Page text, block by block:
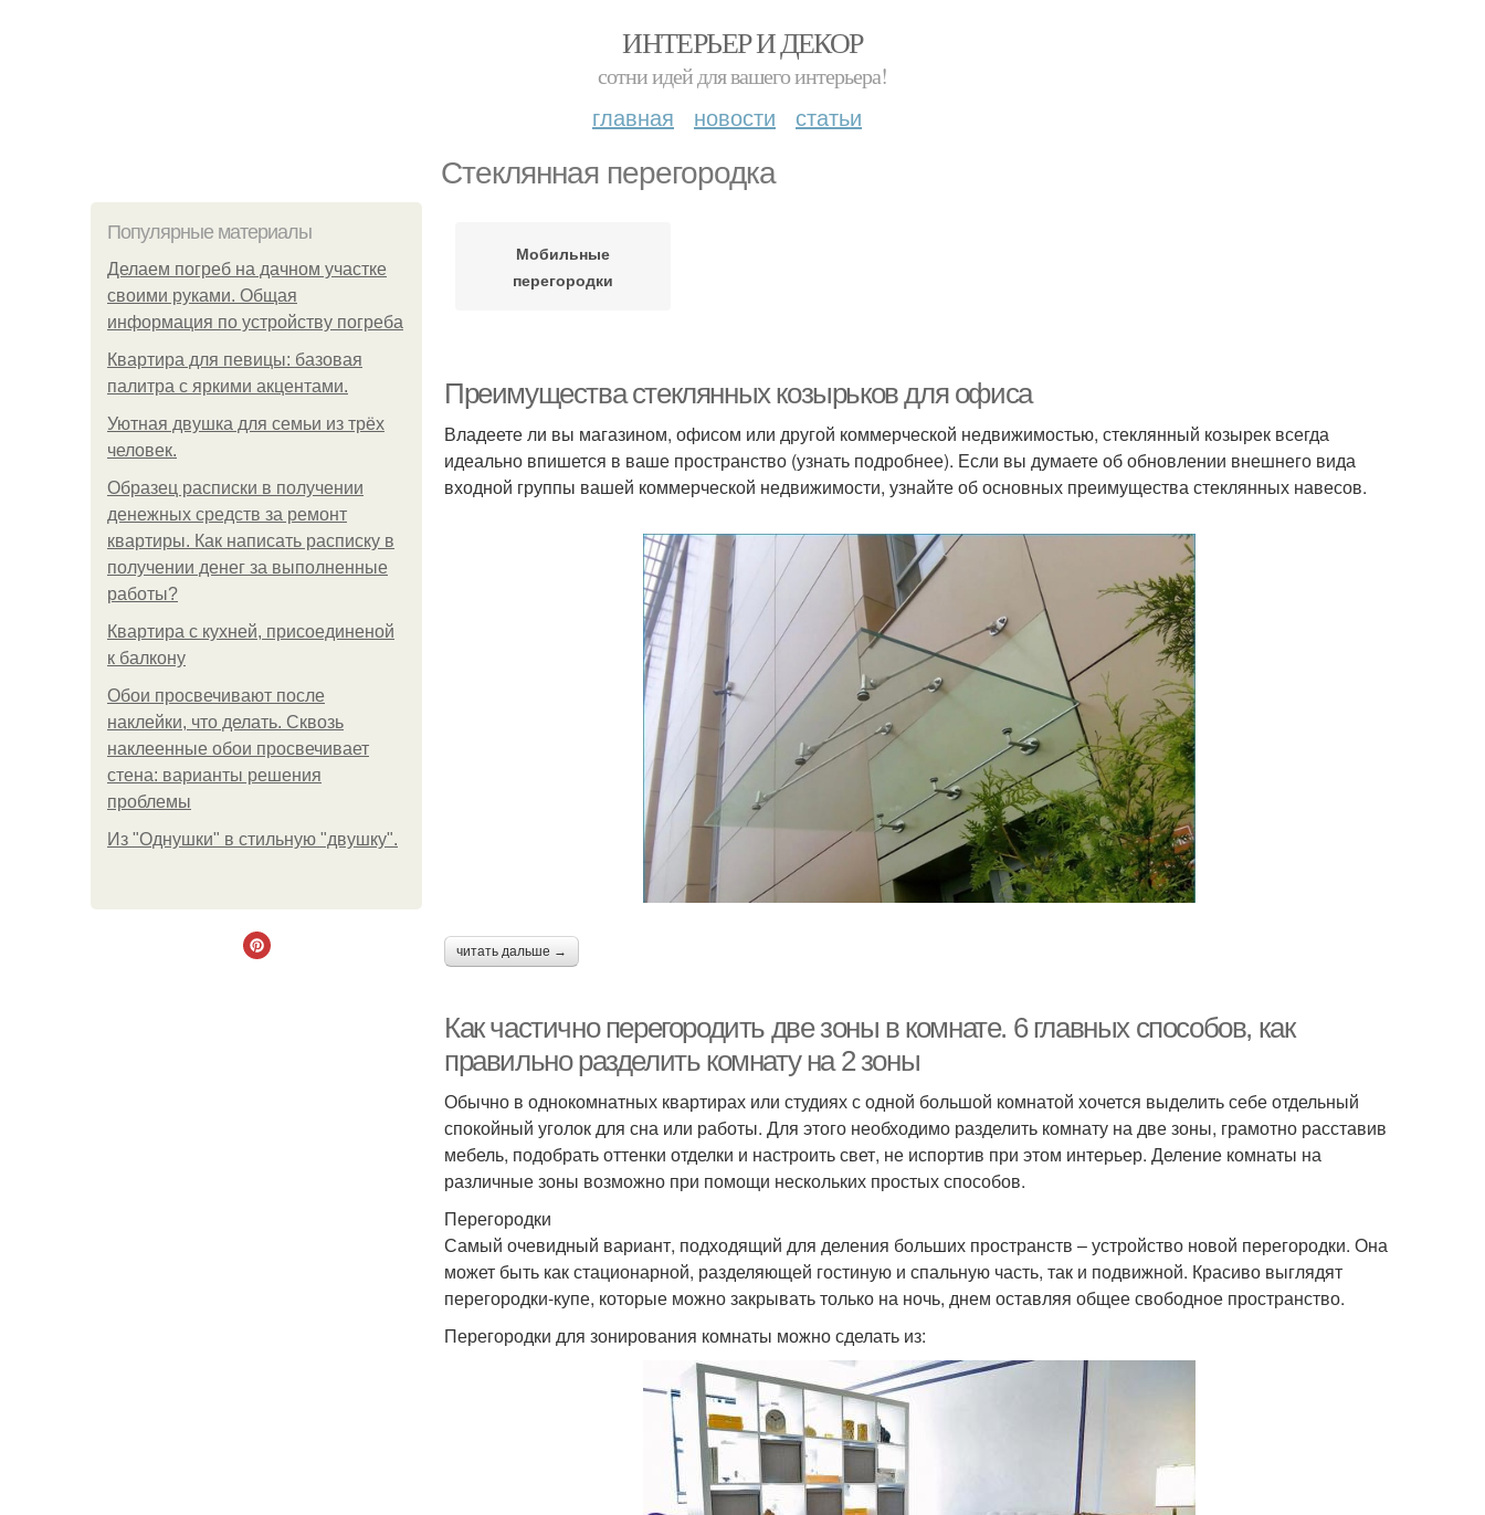
ИНТЕРЬЕР И ДЕКОР
сотни идей для вашего интерьера!
главная новости статьи
Стеклянная перегородка
Популярные материалы
Делаем погреб на дачном участке
своими руками. Общая
информация по устройству погреба
Квартира для певицы: базовая
палитра с яркими акцентами.
Уютная двушка для семьи из трёх
человек.
Образец расписки в получении
денежных средств за ремонт
квартиры. Как написать расписку в
получении денег за выполненные
работы?
Квартира с кухней, присоединеной
к балкону
Обои просвечивают после
наклейки, что делать. Сквозь
наклеенные обои просвечивает
стена: варианты решения
проблемы
Из "Однушки" в стильную "двушку".
Мобильные
перегородки
Преимущества стеклянных козырьков для офиса
Владеете ли вы магазином, офисом или другой коммерческой недвижимостью, стеклянный козырек всегда
идеально впишется в ваше пространство (узнать подробнее). Если вы думаете об обновлении внешнего вида
входной группы вашей коммерческой недвижимости, узнайте об основных преимущества стеклянных навесов.
читать дальше →
Как частично перегородить две зоны в комнате. 6 главных способов, как
правильно разделить комнату на 2 зоны
Обычно в однокомнатных квартирах или студиях с одной большой комнатой хочется выделить себе отдельный
спокойный уголок для сна или работы. Для этого необходимо разделить комнату на две зоны, грамотно расставив
мебель, подобрать оттенки отделки и настроить свет, не испортив при этом интерьер. Деление комнаты на
различные зоны возможно при помощи нескольких простых способов.
Перегородки
Самый очевидный вариант, подходящий для деления больших пространств – устройство новой перегородки. Она
может быть как стационарной, разделяющей гостиную и спальную часть, так и подвижной. Красиво выглядят
перегородки-купе, которые можно закрывать только на ночь, днем оставляя общее свободное пространство.
Перегородки для зонирования комнаты можно сделать из: